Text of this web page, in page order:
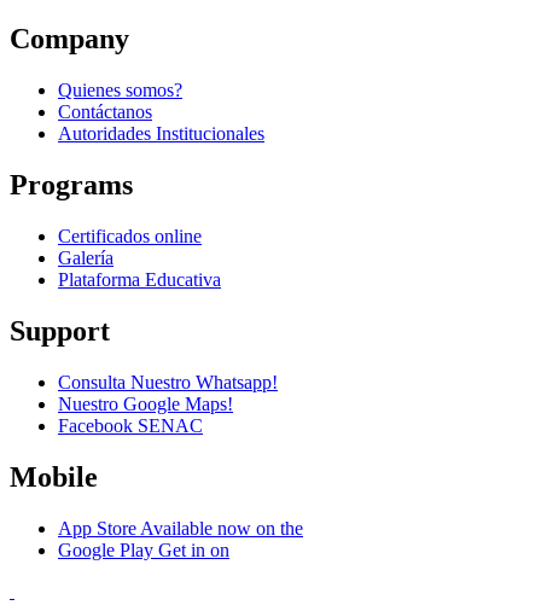
Company
Quienes somos?
Contáctanos
Autoridades Institucionales
Programs
Certificados online
Galería
Plataforma Educativa
Support
Consulta Nuestro Whatsapp!
Nuestro Google Maps!
Facebook SENAC
Mobile
App Store Available now on the
Google Play Get in on